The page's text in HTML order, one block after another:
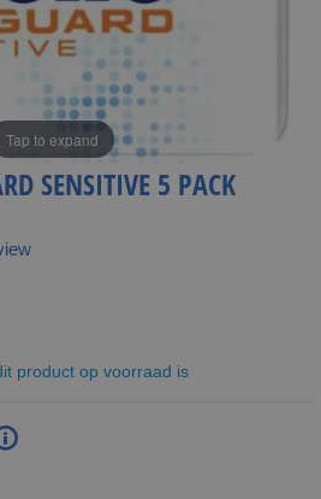
Tap to expand
SENSITIVE 5 PACK
product op voorraad is